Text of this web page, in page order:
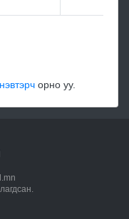
нэвтэрч орно уу.